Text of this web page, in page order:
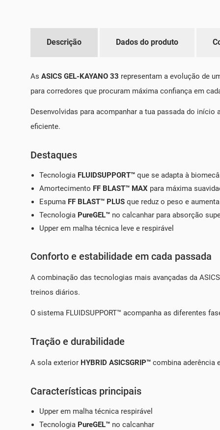
Descrição Dados do produto
As ASICS GEL-KAYANO 33 representam a evolução de
para corredores que procuram máxima confiança em
Desenvolvidas para acompanhar a tua passada do
eficiente.
Destaques
Tecnologia FLUIDSUPPORT™ que se adapta à
Amortecimento FF BLAST™ MAX para máxima
Espuma FF BLAST™ PLUS que reduz o peso e
Tecnologia PureGEL™ no calcanhar para absorção
Upper em malha técnica leve e respirável
Conforto e estabilidade em cada passada
A combinação das tecnologias mais avançadas da
treinos diários.
O sistema FLUIDSUPPORT™ acompanha as diferentes
Tração e durabilidade
A sola exterior HYBRID ASICSGRIP™ combina aderência
Características principais
Upper em malha técnica respirável
Tecnologia PureGEL™ no calcanhar